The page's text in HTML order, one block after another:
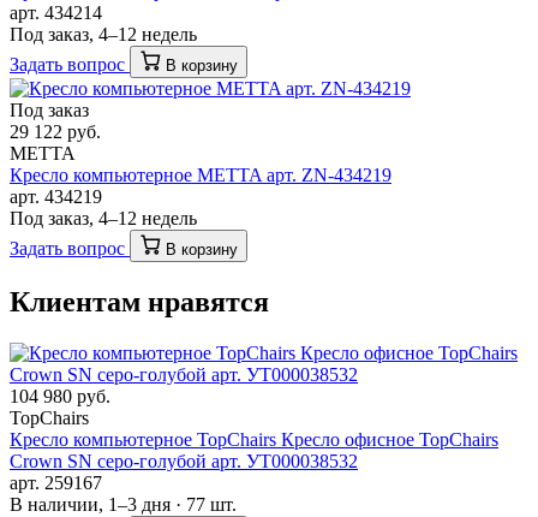
арт. 434214
Под заказ, 4–12 недель
Задать вопрос
В корзину
Под заказ
29 122 руб.
METTA
Кресло компьютерное METTA арт. ZN-434219
арт. 434219
Под заказ, 4–12 недель
Задать вопрос
В корзину
Клиентам нравятся
104 980 руб.
TopChairs
Кресло компьютерное TopChairs Кресло офисное TopChairs
Crown SN серо-голубой арт. УТ000038532
арт. 259167
В наличии, 1–3 дня · 77 шт.